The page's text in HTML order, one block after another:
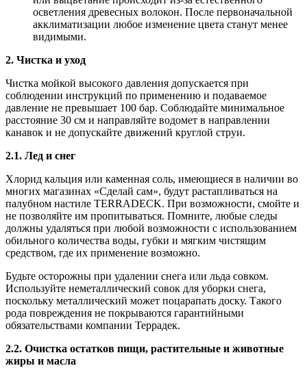
осветления древесных волокон. После первоначальной
акклиматизации любое изменение цвета станут менее
видимыми.
2. Чистка и уход
Чистка мойкой высокого давления допускается при
соблюдении инструкций по применению и подаваемое
давление не превышает 100 бар. Соблюдайте минимальное
расстояние 30 см и направляйте водомет в направлении
канавок и не допускайте движений круглой струи.
2.1. Лед и снег
Хлорид кальция или каменная соль, имеющиеся в наличии во
многих магазинах «Сделай сам», будут растапливаться на
палубном настиле TERRADECK. При возможности, смойте и
не позволяйте им пропитываться. Помните, любые следы
должны удаляться при любой возможности с использованием
обильного количества воды, губки и мягким чистящим
средством, где их применение возможно.
Будьте осторожны при удалении снега или льда совком.
Используйте неметаллический совок для уборки снега,
поскольку металлический может поцарапать доску. Такого
рода повреждения не покрываются гарантийными
обязательствами компании Террадек.
2.2. Очистка остатков пищи, растительные и животные
жиры и масла